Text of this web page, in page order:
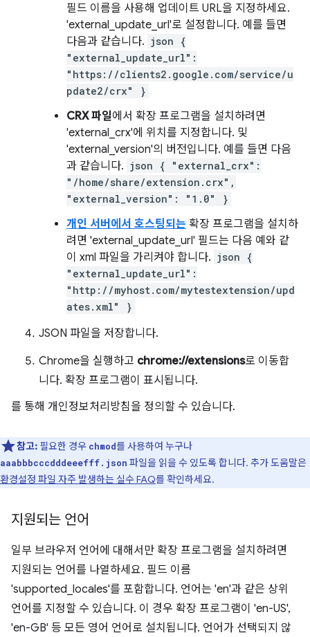
필드 이름을 사용해 업데이트 URL을 지정하세요.
'external_update_url'로 설정합니다. 예를 들면
다음과 같습니다. json {
"external_update_url":
"https://clients2.google.com/service/u
pdate2/crx" }
CRX 파일에서 확장 프로그램을 설치하려면
'external_crx'에 위치를 지정합니다. 및
'external_version'의 버전입니다. 예를 들면 다음
과 같습니다. json { "external_crx":
"/home/share/extension.crx",
"external_version": "1.0" }
개인 서버에서 호스팅되는 확장 프로그램을 설치하
려면 'external_update_url' 필드는 다음 예와 같
이 xml 파일을 가리켜야 합니다. json {
"external_update_url":
"http://myhost.com/mytestextension/upd
ates.xml" }
JSON 파일을 저장합니다.
Chrome을 실행하고 chrome://extensions로 이동합
니다. 확장 프로그램이 표시됩니다.
를 통해 개인정보처리방침을 정의할 수 있습니다.
참고: 필요한 경우 chmod를 사용하여 누구나
aaabbbcccdddeeefff.json 파일을 읽을 수 있도록 합니다. 추가 도움말은
환경설정 파일 자주 발생하는 실수 FAQ를 확인하세요.
지원되는 언어
일부 브라우저 언어에 대해서만 확장 프로그램을 설치하려면
지원되는 언어를 나열하세요. 필드 이름
'supported_locales'를 포함합니다. 언어는 'en'과 같은 상위
언어를 지정할 수 있습니다. 이 경우 확장 프로그램이 'en-US',
'en-GB' 등 모든 영어 언어로 설치됩니다. 언어가 선택되지 않